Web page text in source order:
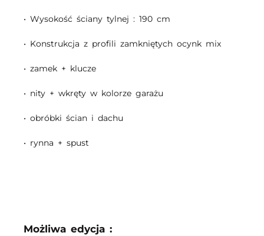
• Wysokość ściany tylnej : 190 cm
• Konstrukcja z profili zamkniętych ocynk mix
• zamek + klucze
• nity + wkręty w kolorze garażu
• obróbki ścian i dachu
• rynna + spust
Możliwa edycja :